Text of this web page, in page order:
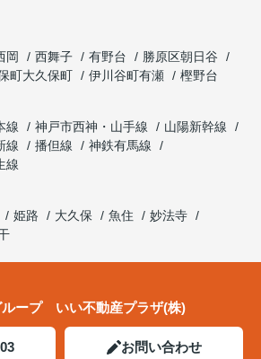
岡 西舞子 有野台
勝原区朝日谷
町大久保町 伊川谷町有瀬
樫野台
線 神戸市西神・山手線
山陽新幹線
線 播但線
神鉄有馬線
線
姫路 大久保 魚住
妙法寺
ループ いい不動産プラザ(株)
お問い合わせ